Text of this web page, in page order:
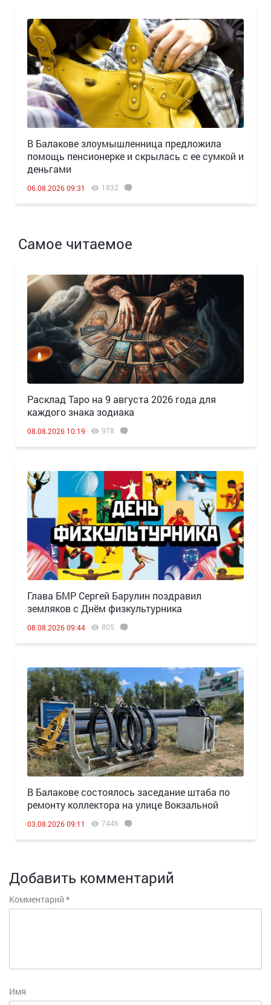
В Балакове злоумышленница предложила
помощь пенсионерке и скрылась с ее сумкой и
деньгами
06.08.2026 09:31 1832
Самое читаемое
Расклад Таро на 9 августа 2026 года для
каждого знака зодиака
08.08.2026 10:19 978
Глава БМР Сергей Барулин поздравил
земляков с Днём физкультурника
08.08.2026 09:44 805
В Балакове состоялось заседание штаба по
ремонту коллектора на улице Вокзальной
03.08.2026 09:11 7446
Добавить комментарий
Комментарий *
Имя